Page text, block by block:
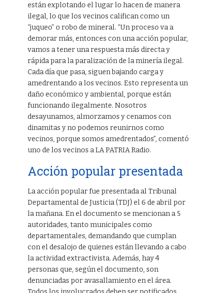
están explotando el lugar lo hacen de manera
ilegal, lo que los vecinos califican como un
“juqueo” o robo de mineral. “Un proceso va a
demorar más, entonces con una acción popular,
vamos a tener una respuesta más directa y
rápida para la paralización de la minería ilegal.
Cada día que pasa, siguen bajando carga y
amedrentando a los vecinos. Esto representa un
daño económico y ambiental, porque están
funcionando ilegalmente. Nosotros
desayunamos, almorzamos y cenamos con
dinamitas y no podemos reunirnos como
vecinos, porque somos amedrentados”, comentó
uno de los vecinos a LA PATRIA Radio.
Acción popular presentada
La acción popular fue presentada al Tribunal
Departamental de Justicia (TDJ) el 6 de abril por
la mañana. En el documento se mencionan a 5
autoridades, tanto municipales como
departamentales, demandando que cumplan
con el desalojo de quienes están llevando a cabo
la actividad extractivista. Además, hay 4
personas que, según el documento, son
denunciadas por avasallamiento en el área.